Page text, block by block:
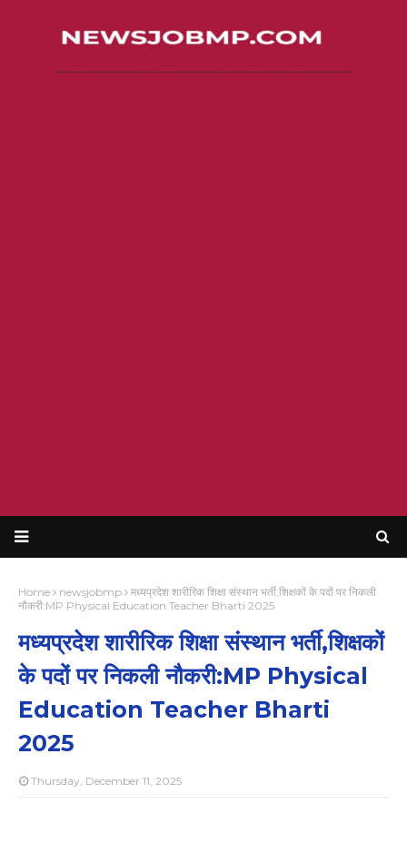
Home newsjobmp
मध्यप्रदेश शारीरिक शिक्षा संस्थान भर्ती,शिक्षकों के पदों पर निकली
नौकरी:MP Physical Education Teacher Bharti 2025
मध्यप्रदेश शारीरिक शिक्षा संस्थान भर्ती,शिक्षकों
के पदों पर निकली नौकरी:MP Physical
Education Teacher Bharti
2025
Thursday, December 11, 2025